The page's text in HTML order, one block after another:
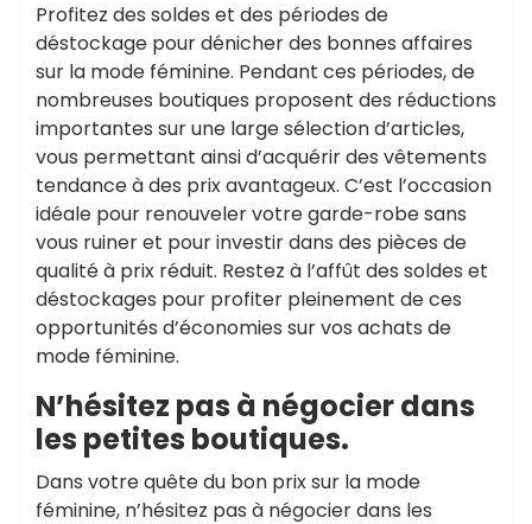
Profitez des soldes et des périodes de
déstockage pour dénicher des bonnes affaires
sur la mode féminine. Pendant ces périodes, de
nombreuses boutiques proposent des réductions
importantes sur une large sélection d’articles,
vous permettant ainsi d’acquérir des vêtements
tendance à des prix avantageux. C’est l’occasion
idéale pour renouveler votre garde-robe sans
vous ruiner et pour investir dans des pièces de
qualité à prix réduit. Restez à l’affût des soldes et
déstockages pour profiter pleinement de ces
opportunités d’économies sur vos achats de
mode féminine.
N’hésitez pas à négocier dans
les petites boutiques.
Dans votre quête du bon prix sur la mode
féminine, n’hésitez pas à négocier dans les